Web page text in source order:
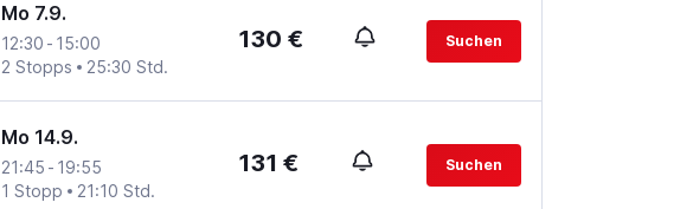
Mo 7.9.
12:30 - 15:00
2 Stopps
25:30 Std.
130 € Suchen
Mo 14.9.
21:45 - 19:55
1 Stopp
21:10 Std.
131 € Suchen